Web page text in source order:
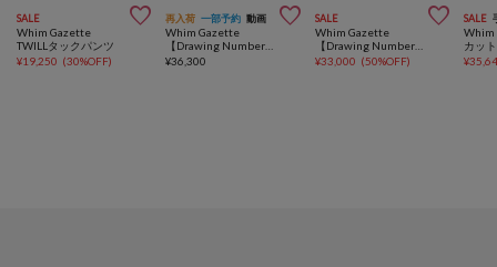
SALE 
Whim Gazette
TWILLタックパンツ
¥19,250 (30%OFF)
再入荷 一部予約 動画 
Whim Gazette
¥36,300
SALE 
Whim Gazette
【Drawing Numbers】リネンリバーレースワイドキュロットパンツ
¥33,000 (50%OFF)
SALE
Whim
¥